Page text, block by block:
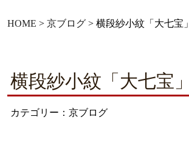
HOME > 京ブログ> 横段紗小紋「大七宝」
横段紗小紋「大七宝」
カテゴリー：京ブログ